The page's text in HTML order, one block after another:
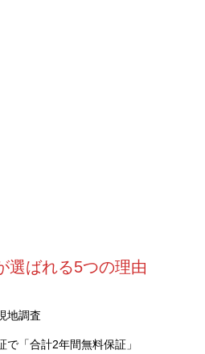
選ばれる5つの理由
地調査
で「合計2年間無料保証」